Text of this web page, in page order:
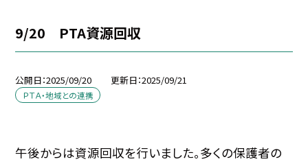
9/20 PTA資源回収
公開日 2025/09/20 更新日 2025/09/21
ＰＴＡ・地域との連携
午後からは資源回収を行いました。多くの保護者の